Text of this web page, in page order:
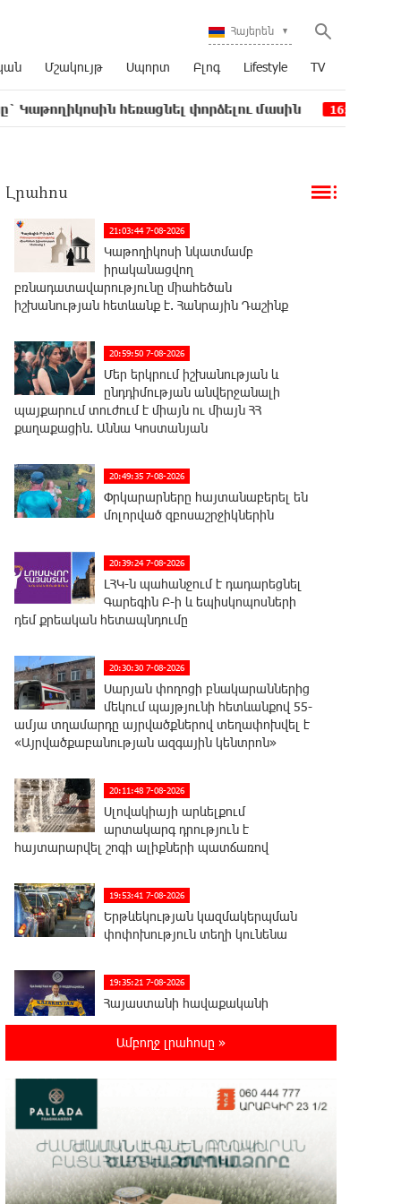
Հայերեն
Մշակույթ Սպորտ Բլոգ Lifestyle TV
հեռացնել փորձելու մասին 16:50 Վարչապետ
Լրահոս
21:03:44 7-08-2026
Կաթողիկոսի նկատմամբ
իրականացվող
բռնադատավարությունը միահեծան
իշխանության հետևանք է. Հանրային Դաշինք
20:59:50 7-08-2026
Մեր երկրում իշխանության և
ընդդիմության անվերջանալի
պայքարում տուժում է միայն ու միայն ՀՀ
քաղաքացին. Աննա Կոստանյան
20:49:35 7-08-2026
Փրկարարները հայտանաբերել են
մոլորված զբոսաշրջիկներին
20:39:24 7-08-2026
ԼՀԿ-ն պահանջում է դադարեցնել
Գարեգին Բ-ի և եպիսկոպոսների
դեմ քրեական հետապնդումը
20:30:30 7-08-2026
Սարյան փողոցի բնակարաններից
մեկում պայթյունի հետևանքով 55-
ամյա տղամարդը այրվածքներով տեղափոխվել է
«Այրվածքաբանության ազգային կենտրոն»
20:11:48 7-08-2026
Սլովակիայի արևելքում
արտակարգ դրություն է
հայտարարվել շոգի ալիքների պատճառով
19:53:41 7-08-2026
Երթևեկության կազմակերպման
փոփոխություն տեղի կունենա
19:35:21 7-08-2026
Հայաստանի հավաքականի
Ղազախստանի հավաքականը
ԱԱԾ-ն զեկույց է ներկայացրել
18:58:46 7-08-2026
Թրամփը ասել է, որ
Ամբողջ լրահոսը »